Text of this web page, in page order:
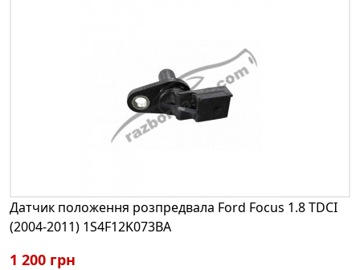
Датчик положення розпредвала Ford Focus 1.8 TDCI
(2004-2011) 1S4F12K073BA
1 200 грн